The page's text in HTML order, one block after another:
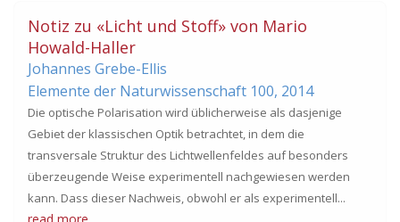
Notiz zu «Licht und Stoff» von Mario
Howald-Haller
Johannes Grebe-Ellis
Elemente der Naturwissenschaft 100, 2014
Die optische Polarisation wird üblicherweise als dasjenige
Gebiet der klassischen Optik betrachtet, in dem die
transversale Struktur des Lichtwellenfeldes auf besonders
überzeugende Weise experimentell nachgewiesen werden
kann. Dass dieser Nachweis, obwohl er als experimentell...